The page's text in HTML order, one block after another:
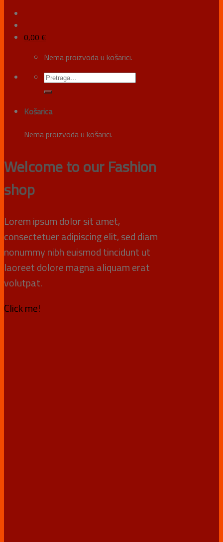
0,00 €
Nema proizvoda u košarici.
Košarica
Nema proizvoda u košarici.
Welcome to our Fashion
shop
Lorem ipsum dolor sit amet,
consectetuer adipiscing elit, sed diam
nonummy nibh euismod tincidunt ut
laoreet dolore magna aliquam erat
volutpat.
Click me!